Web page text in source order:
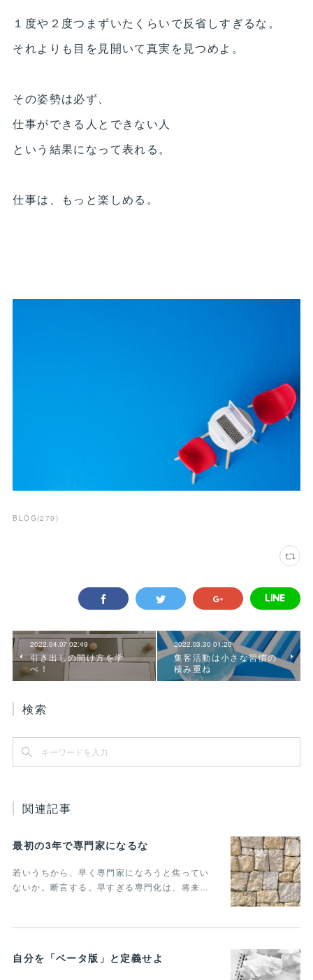
１度や２度つまずいたくらいで反省しすぎるな。
それよりも目を見開いて真実を見つめよ。
その姿勢は必ず、
仕事ができる人とできない人
という結果になって表れる。
仕事は、もっと楽しめる。
BLOG (270 )
2022.04.07 02:49
引き出しの開け方を学
べ！
2022.03.30 01:20
集客活動は小さな習慣の
積み重ね
検索
関連記事
最初の3年で専門家になるな
若いうちから、早く専門家になろうと焦ってい
ないか。断言する。早すぎる専門化は、将来…
自分を「ベータ版」と定義せよ